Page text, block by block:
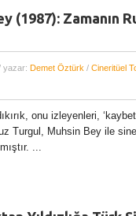
(1987): Zamanın
yazar: Demet Öztürk / Cineritüel
onu izleyenleri,
Turgul, Muhsin Bey ile
...